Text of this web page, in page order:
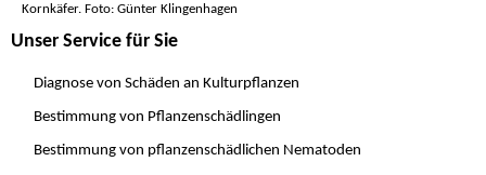
Kornkäfer. Foto: Günter Klingenhagen
Unser Service für Sie
Diagnose von Schäden an Kulturpflanzen
Bestimmung von Pflanzenschädlingen
Bestimmung von pflanzenschädlichen Nematoden